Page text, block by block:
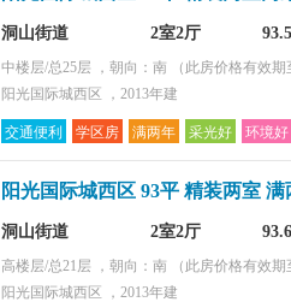
洞山街道 2室2厅
中楼层/总25层 ，朝向：南
（此房价格有效
阳光国际城西区 ，2013年建
交通便利 学区房 满两年 采光好 环境好
阳光国际城西区 93平 精装两室
洞山街道 2室2厅
高楼层/总21层 ，朝向：南
（此房价格有效
阳光国际城西区 ，2013年建